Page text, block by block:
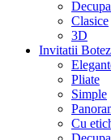
Clasice
3D
Invitatii
Pliate
Simple
Cu